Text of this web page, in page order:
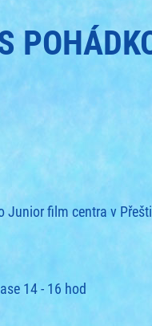
Junior film centra v
14 - 16 hod